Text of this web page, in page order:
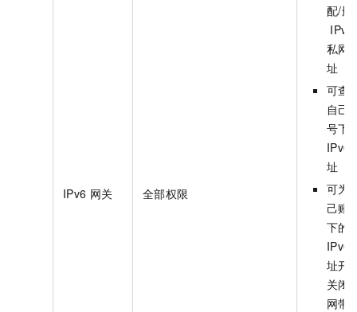
IPv6 网关 全部权限
配/删
IPv6
私网
址
可查
自己
号下
IPv6
址
可为
己账
下的
IPv6
址开
关闭
网带